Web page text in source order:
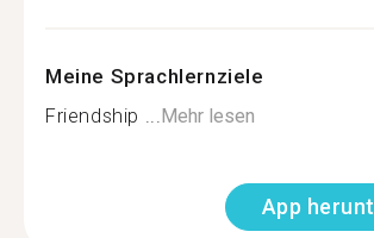
Meine Sprachlernziele
Friendship ...Mehr lesen
App